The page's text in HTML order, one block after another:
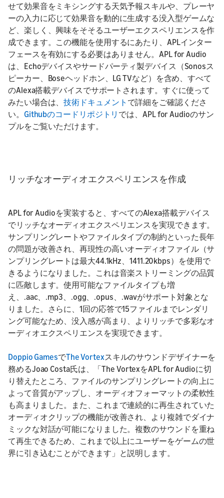
せて効果音をミキシングする天気予報スキルや、プレーヤ
ーの入力に応じて効果音を動的に生成する没入型ゲームな
ど、楽しく、興味をそそるユーザーエクスペリエンスを作
成できます。この機能を使用するにあたり、APLインター
フェースを有効にする必要はありません。APL for Audio
は、Echoデバイスやサードパーティ製デバイス（Sonosス
ピーカー、Boseヘッドホン、LG TVなど）を含め、すべて
のAlexa搭載デバイスでサポートされます。すぐに使って
みたい場合は、技術ドキュメント で詳細をご確認くださ
い。 Githubのコードリポジトリ では、APL for Audioのサン
プルをご覧いただけます。
リッチなオーディオエクスペリエンスを作成
APL for Audioを実装すると、すべてのAlexa搭載デバイス
でリッチなオーディオエクスペリエンスを実現できます。
サンプリングレートやファイルタイプの制約といった長年
の問題が改善され、再現性の高いオーディオファイル（サ
ンプリングレートは最大44.1kHz、1411.20kbps）を使用で
きるようになりました。これは音楽ストリーミングの品質
に匹敵します。使用可能なファイルタイプも増
え、.aac、.mp3、.ogg、.opus、.wavがサポート対象とな
りました。さらに、1回の応答で15ファイルまでレンダリ
ング可能なため、没入感が高まり、よりリッチで多彩なオ
ーディオエクスペリエンスを実現できます。
Doppio GamesでThe Vortexスキルのサウンドデザイナーを
務めるJoao Costa氏は、「The VortexをAPL for Audioに切
り替えたところ、ファイルのサンプリングレートの向上に
よって音質がアップし、オーディオフォーマットの柔軟性
も高まりました。また、これまで連続的に再生されていた
オーディオクリップの機能が改善され、より複雑でダイナ
ミックな対話が可能になりました。複数のサウンドを重ね
て再生できるため、これまで以上にユーザーをゲームの世
界に引き込むことができます」と説明します。